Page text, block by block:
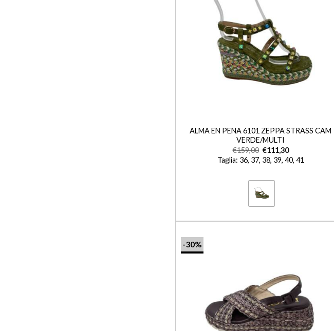
ALMA EN PENA 6101 ZEPPA STRASS CAM
VERDE/MULTI
€159,00 €111,30
Taglia: 36, 37, 38, 39, 40, 41
-30%